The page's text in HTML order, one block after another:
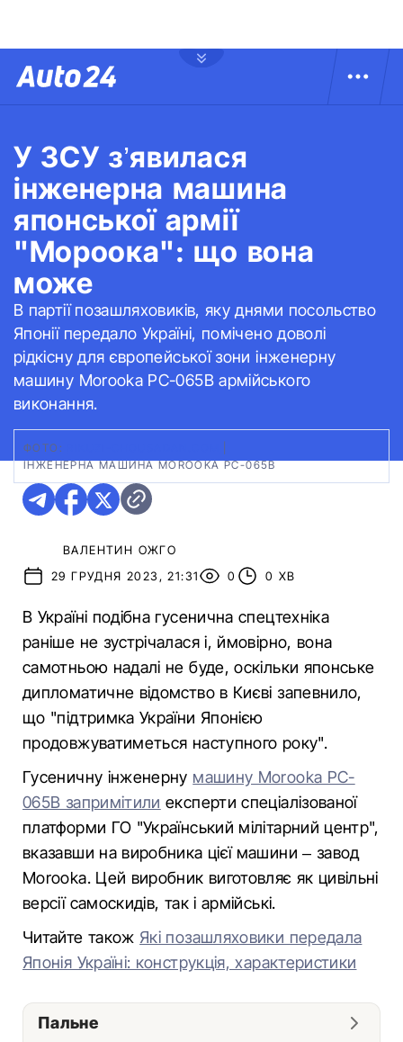
У ЗСУ з’явилася
інженерна машина
японської армії
"Мороока": що вона
може
В партії позашляховиків, яку днями посольство
Японії передало Україні, помічено доволі
рідкісну для європейської зони інженерну
машину Morooka PC-065B армійського
виконання.
ФОТО:
ІНЖЕНЕРНА МАШИНА MOROOKA PC-065B
ВАЛЕНТИН ОЖГО
29 ГРУДНЯ 2023, 21:31
0 0 ХВ
В Україні подібна гусенична спецтехніка
раніше не зустрічалася і, ймовірно, вона
самотньою надалі не буде, оскільки японське
дипломатичне відомство в Києві запевнило,
що "підтримка України Японією
продовжуватиметься наступного року".
Гусеничну інженерну машину Morooka PC-
065B запримітили експерти спеціалізованої
платформи ГО "Український мілітарний центр",
вказавши на виробника цієї машини – завод
Morooka. Цей виробник виготовляє як цивільні
версії самоскидів, так і армійські.
Читайте також Які позашляховики передала
Японія Україні: конструкція, характеристики
Пальне